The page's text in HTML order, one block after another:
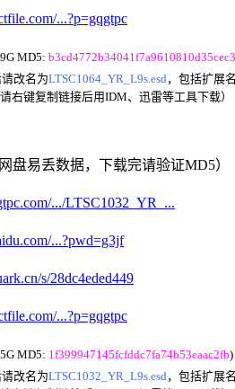
...?p=gqgtpc
MD5:
请改名为LTSC1064_YR_L9s.esd ，包括扩展
复制链接后用IDM、迅雷等工具下载）
网盘易丢数据，下载完请验证MD5）
.../LTSC1032_YR_...
...?pwd=g3jf
s/28dc4eded449
...?p=gqgtpc
MD5: 1f399947145fcfddc7fa74b53eaac2fb)
请改名为LTSC1032_YR_L9s.esd ，包括扩展